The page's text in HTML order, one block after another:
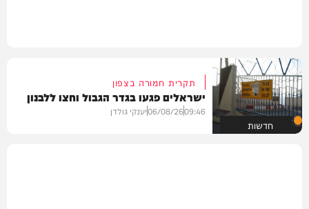
חדשות
תקרית חמורה בצפון
ישראלים פגעו בגדר הגבול וחצו ללבנון
09:46
06/08/26יענקי גולדן